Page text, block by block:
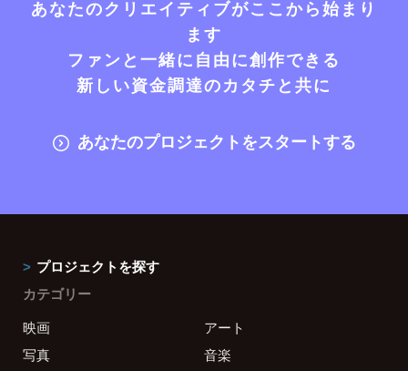
あなたのクリエイティブがここから始まり
ます
ファンと一緒に自由に創作できる
新しい資金調達のカタチと共に
あなたのプロジェクトをスタートする
プロジェクトを探す
カテゴリー
映画
アート
写真
音楽